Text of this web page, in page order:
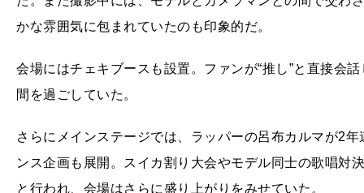
かな雰囲気に包まれていたのも印象的だ。
会場にはチェキブースも設置。ファンが“推し”と直接会
間を過ごしていた。
さらにメインステージでは、ラッパーの呂布カルマが2
ンス企画も展開。スイカ割り大会やモデル同士の歌唱対
と行われ、会場はさらに盛り上がりをみせていた。